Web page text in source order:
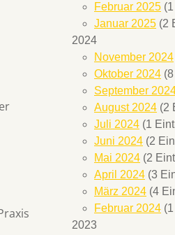
Februar 2025
Januar 2025 (2
2024
November 2024
Oktober 2024
September
August 2024 (2
Juli 2024 (1
Juni 2024 (2
Mai 2024 (2
April 2024 (3
März 2024 (4
Februar 2024
2023